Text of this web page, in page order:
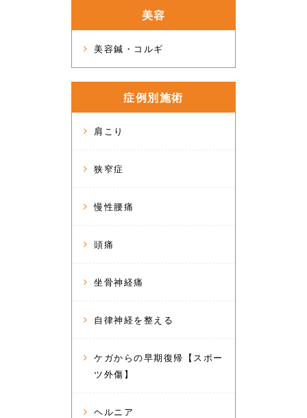
美容
美容鍼・コルギ
症例別施術
肩こり
狭窄症
慢性腰痛
頭痛
坐骨神経痛
自律神経を整える
ケガからの早期復帰【スポー
ツ外傷】
ヘルニア